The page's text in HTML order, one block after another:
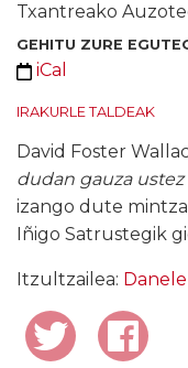
Txantreako
GEHITU ZURE
iCal
IRAKURLE TALDEAK
David Foster
dudan gauza
izango dute
Iñigo Satrustegik
Itzultzailea: